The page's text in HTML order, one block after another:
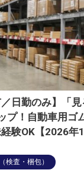
／日勤のみ】「見
プ！自動車用ゴ
験OK【2026年
検査・梱包）